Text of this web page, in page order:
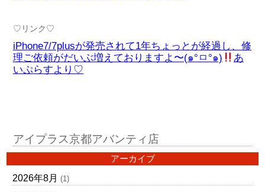
♡リンク♡
iPhone7/7plusが発売されて1年ちょっとが経過し、修
理ご依頼がだいぶ増えておりますよ〜(๑°ㅁ°๑)
あ
いぷらすより♡
アイプラス京都アバンティ店
アーカイブ
2026年8月 (1)